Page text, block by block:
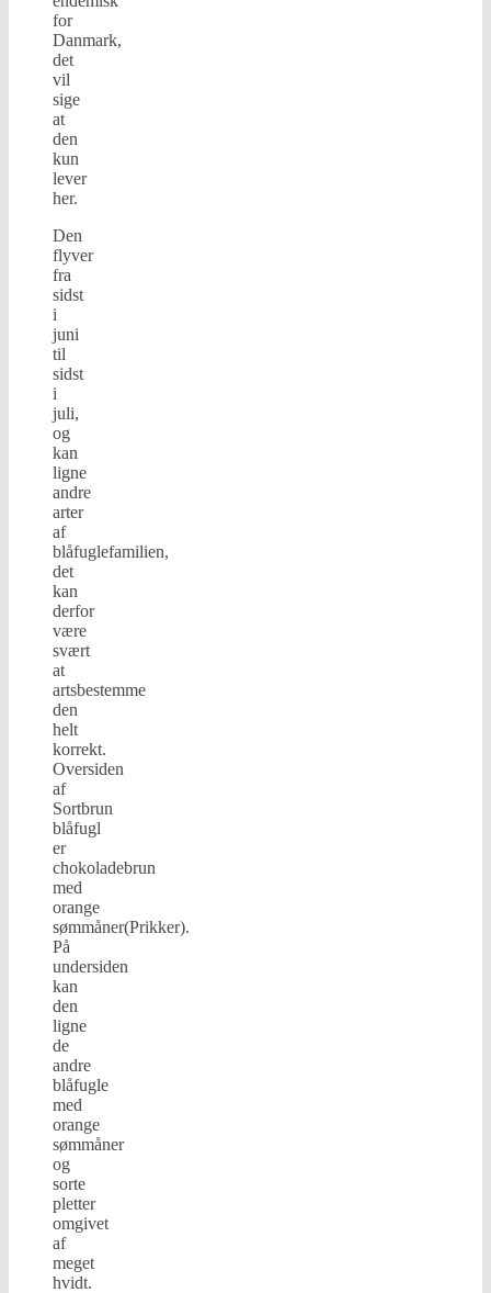
for
Danmark,
det
vil
sige
at
den
kun
lever
her.
Den
flyver
fra
sidst
i
juni
til
sidst
i
juli,
og
kan
ligne
andre
arter
af
blåfuglefamilien,
det
kan
derfor
være
svært
at
artsbestemme
den
helt
korrekt.
Oversiden
af
Sortbrun
blåfugl
er
chokoladebrun
med
orange
sømmåner(Prikker).
På
undersiden
kan
den
ligne
de
andre
blåfugle
med
orange
sømmåner
og
sorte
pletter
omgivet
af
meget
hvidt.